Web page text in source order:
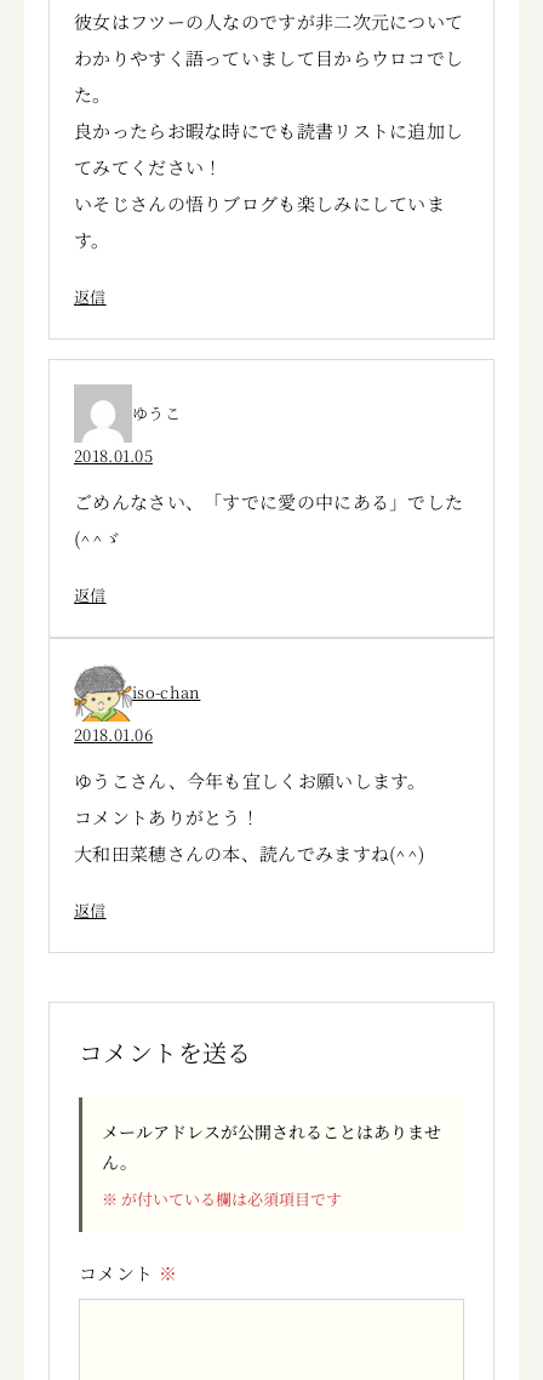
彼女はフツーの人なのですが非二次元について
わかりやすく語っていまして目からウロコでし
た。
良かったらお暇な時にでも読書リストに追加し
てみてください！
いそじさんの悟りブログも楽しみにしていま
す。
返信
ゆうこ
2018.01.05
ごめんなさい、「すでに愛の中にある」でした
(^^ゞ
返信
iso-chan
2018.01.06
ゆうこさん、今年も宜しくお願いします。
コメントありがとう！
大和田菜穂さんの本、読んでみますね(^^)
返信
コメントを送る
メールアドレスが公開されることはありませ
ん。
※ が付いている欄は必須項目です
コメント ※